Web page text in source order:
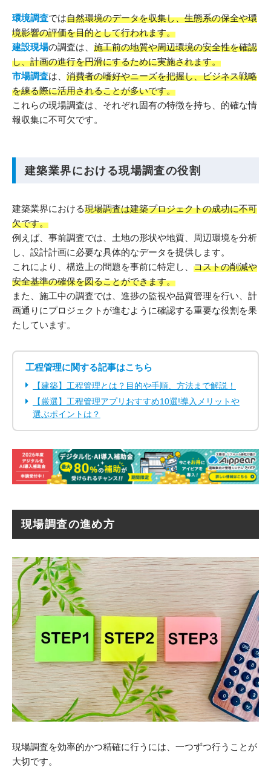
環境調査では自然環境のデータを収集し、生態系の保全や環
境影響の評価を目的として行われます。
建設現場の調査は、 施工前の地質や周辺環境の安全性を確認
し、計画の進行を円滑にするために実施されます。
市場調査は、 消費者の嗜好やニーズを把握し、ビジネス戦略
を練る際に活用されることが多いです。
これらの現場調査は、それぞれ固有の特徴を持ち、的確な情
報収集に不可欠です。
建築業界における現場調査の役割
建築業界における現場調査は建築プロジェクトの成功に不可
欠です。
例えば、事前調査では、土地の形状や地質、周辺環境を分析
し、設計計画に必要な具体的なデータを提供します。
これにより、構造上の問題を事前に特定し、 コストの削減や
安全基準の確保を図ることができます。
また、施工中の調査では、進捗の監視や品質管理を行い、計
画通りにプロジェクトが進むように確認する重要な役割を果
たしています。
工程管理に関する記事はこちら
【建築】工程管理とは？目的や手順、方法まで解説！
【厳選】工程管理アプリおすすめ10選!導入メリットや
選ぶポイントは？
現場調査の進め方
現場調査を効率的かつ精確に行うには、一つずつ行うことが
大切です。